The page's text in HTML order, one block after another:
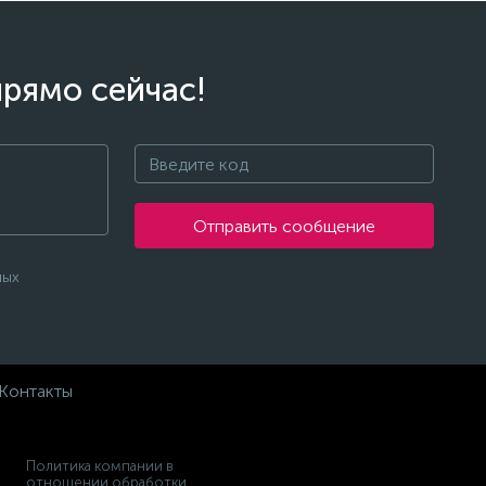
сейчас!
Отправить сообщение
Политика компании в
отношении обработки